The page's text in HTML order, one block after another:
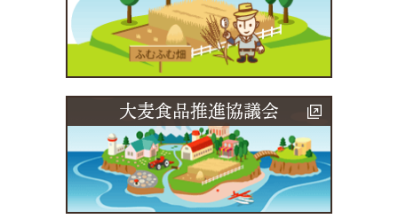
大麦食品推進協議会